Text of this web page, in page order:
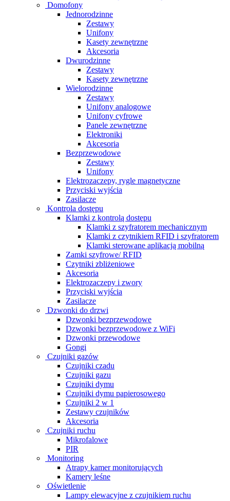
Domofony
Jednorodzinne
Zestawy
Unifony
Kasety zewnętrzne
Akcesoria
Dwurodzinne
Zestawy
Kasety zewnętrzne
Wielorodzinne
Zestawy
Unifony analogowe
Unifony cyfrowe
Panele zewnętrzne
Elektroniki
Akcesoria
Bezprzewodowe
Zestawy
Unifony
Elektrozaczepy, rygle magnetyczne
Przyciski wyjścia
Zasilacze
Kontrola dostępu
Klamki z kontrolą dostępu
Klamki z szyfratorem mechanicznym
Klamki z czytnikiem RFID i szyfratorem
Klamki sterowane aplikacją mobilną
Zamki szyfrowe/ RFID
Czytniki zbliżeniowe
Akcesoria
Elektrozaczepy i zwory
Przyciski wyjścia
Zasilacze
Dzwonki do drzwi
Dzwonki bezprzewodowe
Dzwonki bezprzewodowe z WiFi
Dzwonki przewodowe
Gongi
Czujniki gazów
Czujniki czadu
Czujniki gazu
Czujniki dymu
Czujniki dymu papierosowego
Czujniki 2 w 1
Zestawy czujników
Akcesoria
Czujniki ruchu
Mikrofalowe
PIR
Monitoring
Atrapy kamer monitorujących
Kamery leśne
Oświetlenie
Lampy elewacyjne z czujnikiem ruchu